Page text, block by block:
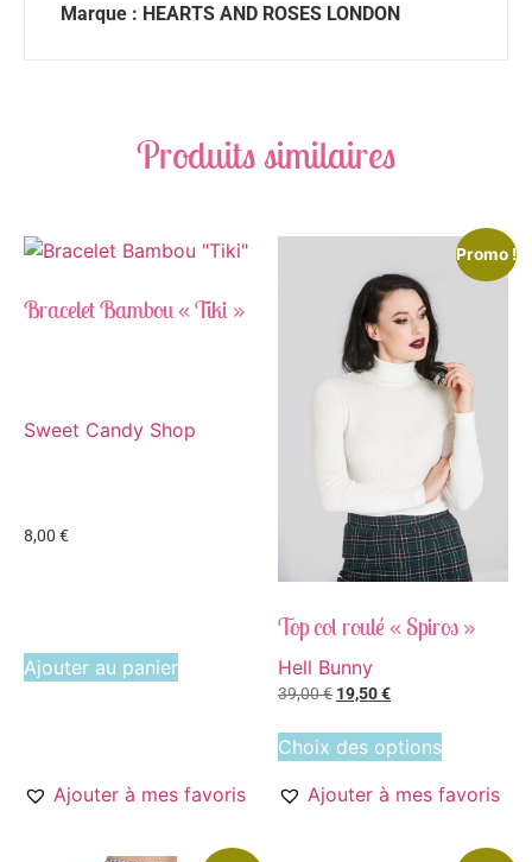
Marque : HEARTS AND ROSES LONDON
Produits similaires
Bracelet Bambou « Tiki »
Sweet Candy Shop
8,00 €
Ajouter au panier
Ajouter à mes favoris
Promo !
Top col roulé « Spiros »
Hell Bunny
39,00€ 19,50€
Choix des options
Ajouter à mes favoris